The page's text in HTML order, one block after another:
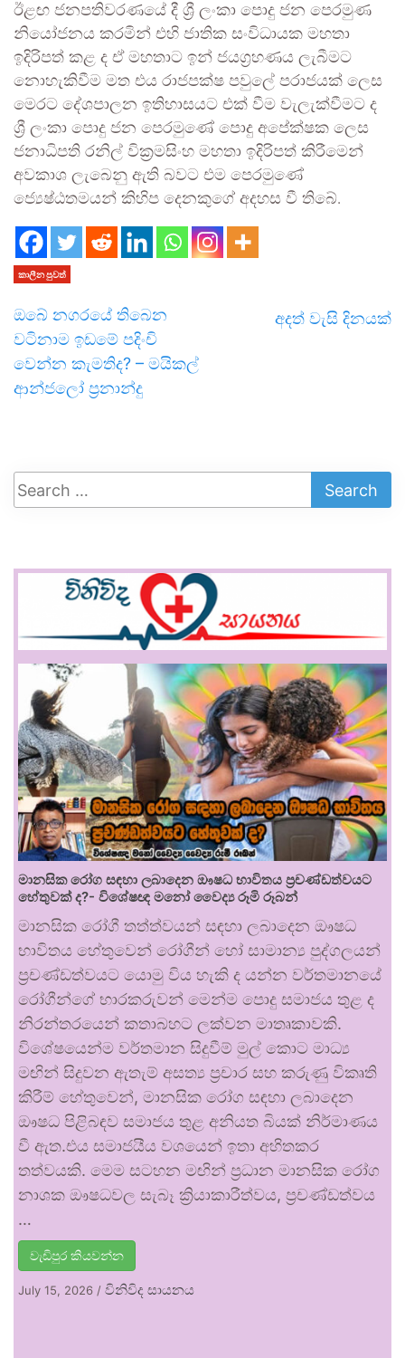
ඊළඟ ජනපතිවරණයේ දී ශ්‍රී ලංකා පොදු ජන පෙරමුණ
නියෝජනය කරමින් එහි ජාතික සංවිධායක මහතා
ඉදිරිපත් කළ ද ඒ මහතාට ඉන් ජයග්‍රහණය ලැබීමට
නොහැකිවීම මත එය රාජපක්ෂ පවුලේ පරාජයක් ලෙස
මෙරට දේශපාලන ඉතිහාසයට එක් වීම වැලැක්වීමට ද
ශ්‍රී ලංකා පොදු ජන පෙරමුණේ පොදු අපේක්ෂක ලෙස
ජනාධිපති රනිල් වික්‍රමසිංහ මහතා ඉදිරිපත් කිරීමෙන්
අවකාශ ලැබෙනු ඇති බවට එම පෙරමුණේ
ජ්‍යෙෂ්ඨතමයන් කිහිප දෙනකුගේ අදහස වී තිබේ.
කාලීන පුවත්
ඔබේ නගරයේ තිබෙන
වටිනාම ඉඩමේ පදිංචි
වෙන්න කැමතිද? – මයිකල්
ආන්ජලෝ ප්‍රනාන්දු
අදත් වැසි දිනයක්
මානසික රෝග සඳහා ලබාදෙන ඖෂධ භාවිතය ප්‍රචණ්ඩත්වයට
හේතුවක් ද?- විශේෂඥ මනෝ වෛද්‍ය රූමි රූබන්
මානසික රෝගී තත්ත්වයන් සඳහා ලබාදෙන ඖෂධ
භාවිතය හේතුවෙන් රෝගීන් හෝ සාමාන්‍ය පුද්ගලයන්
ප්‍රචණ්ඩත්වයට යොමු විය හැකි ද යන්න වර්තමානයේ
රෝගීන්ගේ භාරකරුවන් මෙන්ම පොදු සමාජය තුළ ද
නිරන්තරයෙන් කතාබහට ලක්වන මාතෘකාවකි.
විශේෂයෙන්ම වර්තමාන සිදුවීම් මුල් කොට මාධ්‍ය
මඟින් සිදුවන ඇතැම් අසත්‍ය ප්‍රචාර සහ කරුණු විකෘති
කිරීම් හේතුවෙන්, මානසික රෝග සඳහා ලබාදෙන
ඖෂධ පිළිබඳව සමාජය තුළ අනියත බියක් නිර්මාණය
වී ඇත.එය සමාජයීය වශයෙන් ඉතා අහිතකර
තත්වයකි. මෙම සටහන මඟින් ප්‍රධාන මානසික රෝග
නාශක ඖෂධවල සැබෑ ක්‍රියාකාරීත්වය, ප්‍රචණ්ඩත්වය
…
වැඩිපුර කියවන්න
July 15, 2026 / විනිවිද සායනය